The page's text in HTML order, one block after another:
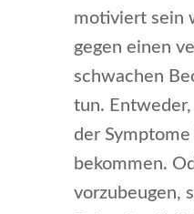
motiviert sein
gegen einen
schwachen
tun.
der
bekommen.
vorzubeugen,